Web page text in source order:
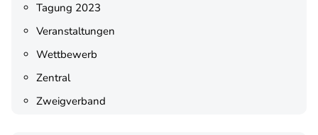
Tagung 2023
Veranstaltungen
Wettbewerb
Zentral
Zweigverband